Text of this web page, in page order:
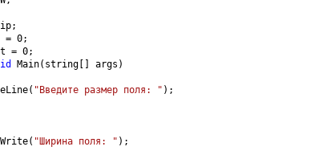
;
= 0;
= 0;
Main( string args )
( "Введите размер поля: " );
Write( "Ширина поля: " );